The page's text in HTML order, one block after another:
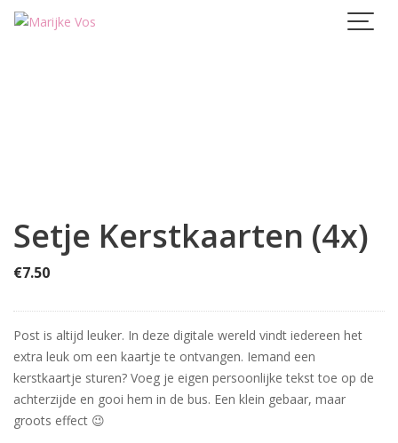
Skip
Setje Kerstkaarten (4x)
€7.50
Post is altijd leuker. In deze digitale wereld vindt iedereen het
extra leuk om een kaartje te ontvangen. Iemand een
kerstkaartje sturen? Voeg je eigen persoonlijke tekst toe op de
achterzijde en gooi hem in de bus. Een klein gebaar, maar
groots effect 😉